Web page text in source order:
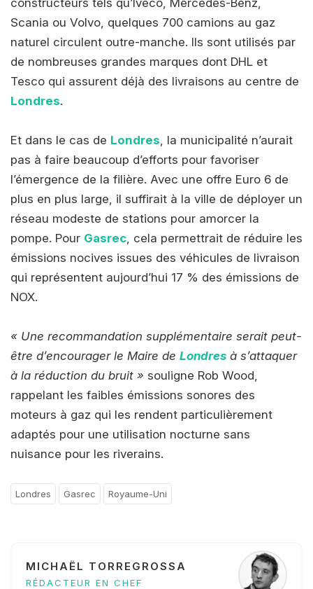
constructeurs tels qu’Iveco, Mercedes-Benz,
Scania ou Volvo, quelques 700 camions au gaz
naturel circulent outre-manche. Ils sont utilisés par
de nombreuses grandes marques dont DHL et
Tesco qui assurent déjà des livraisons au centre de
Londres.
Et dans le cas de Londres, la municipalité n’aurait
pas à faire beaucoup d’efforts pour favoriser
l’émergence de la filière. Avec une offre Euro 6 de
plus en plus large, il suffirait à la ville de déployer un
réseau modeste de stations pour amorcer la
pompe. Pour Gasrec, cela permettrait de réduire les
émissions nocives issues des véhicules de livraison
qui représentent aujourd’hui 17 % des émissions de
NOX.
« Une recommandation supplémentaire serait peut-
être d’encourager le Maire de Londres à s’attaquer
à la réduction du bruit » souligne Rob Wood,
rappelant les faibles émissions sonores des
moteurs à gaz qui les rendent particulièrement
adaptés pour une utilisation nocturne sans
nuisance pour les riverains.
Londres Gasrec Royaume-Uni
MICHAËL TORREGROSSA
RÉDACTEUR EN CHEF